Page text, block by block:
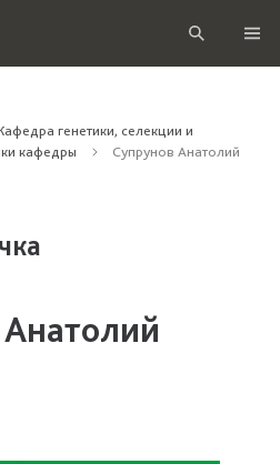
генетики, селекции и
кафедры
Супрунов Анатолий